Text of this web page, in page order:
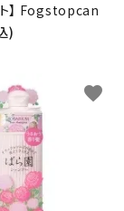
】 Fogstopcan
)
favorite